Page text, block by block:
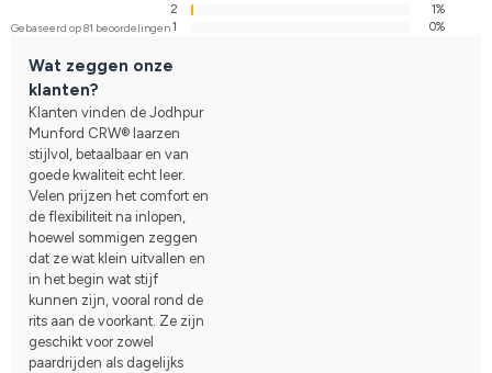
Gebaseerd op 81 beoordelingen
2
1%
1
0%
Wat zeggen onze
klanten?
Klanten vinden de Jodhpur
Munford CRW® laarzen
stijlvol, betaalbaar en van
goede kwaliteit echt leer.
Velen prijzen het comfort en
de flexibiliteit na inlopen,
hoewel sommigen zeggen
dat ze wat klein uitvallen en
in het begin wat stijf
kunnen zijn, vooral rond de
rits aan de voorkant. Ze zijn
geschikt voor zowel
paardrijden als dagelijks